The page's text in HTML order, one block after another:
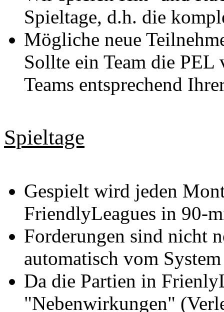
Spieltage, d.h. die
Mögliche neue
Sollte ein Team die PEL
Teams entsprechend
Spieltage
Gespielt wird jeden
FriendlyLeagues in 90-
Forderungen sind nicht
automatisch vom
Da die Partien in
"Nebenwirkungen"